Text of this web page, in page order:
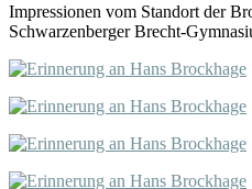
Impressionen vom Standort der
Schwarzenberger Brecht-